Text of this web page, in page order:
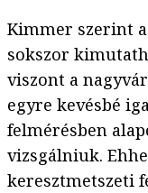
Kimmer szerint
sokszor
viszont a
egyre kevésbé
felmérésben
vizsgálniuk.
keresztmetszeti